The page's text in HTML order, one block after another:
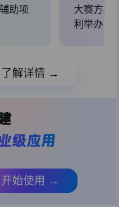
助项
大赛方案
利举办
了解详情 →
级应用
开始使用 →